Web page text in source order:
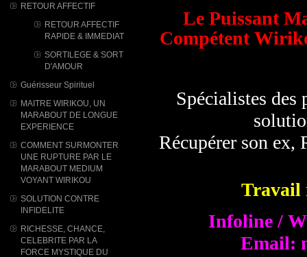
RETOUR AFFECTIF
RETOUR AFFECTIF
RAPIDE & IMMEDIAT
SORTILEGE & SORT
D'AMOUR
Guérisseur Spirituel
MAITRE WIRIKOU, UN
MARABOUT DE LONGUE
EXPERIENCE
COMMENT SURMONTER
UNE RUPTURE PAR LE
MARABOUT MEDIUM
VOYANT WIRIKOU
SOLUTION CONTRE
INFIDELITE
RICHESSE, CHANCE,
CELEBRITE PAR LA
FORCE MYSTIQUE DU
Le Puissant
Compétent
Spécialistes des
Récupérer son
Travail
Infoline /
Email: